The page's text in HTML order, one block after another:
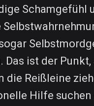
Schamgefühl
Das ist der
die Reißleine
Hilfe suchen